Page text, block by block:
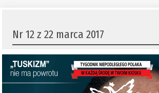
Nr 12 z 22 marca 2017